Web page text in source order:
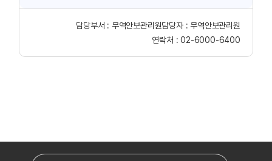
담당부서 : 무역안보관리원담당자 : 무역안보관리원
연락처 :02-6000-6400